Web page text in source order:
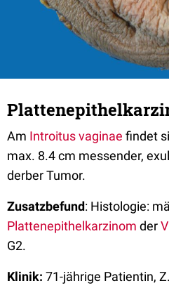
Am Introitus vaginae findet
max. 8.4 cm messender,
derber Tumor.
Zusatzbefund: Histologie:
Plattenepithelkarzinom der
G2.
Klinik: 71-jährige Patientin,